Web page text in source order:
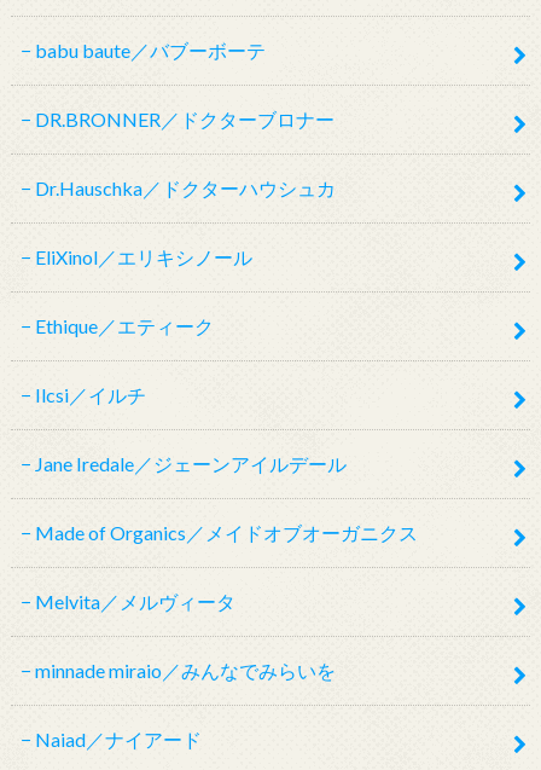
babu baute／バブーボーテ
DR.BRONNER／ドクターブロナー
Dr.Hauschka／ドクターハウシュカ
EliXinol／エリキシノール
Ethique／エティーク
Ilcsi／イルチ
Jane Iredale／ジェーンアイルデール
Made of Organics／メイドオブオーガニクス
Melvita／メルヴィータ
minnade miraio／みんなでみらいを
Naiad／ナイアード